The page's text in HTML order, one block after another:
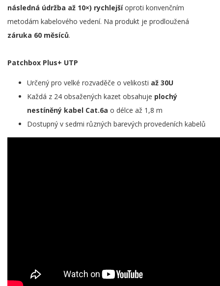
následná údržba až 10×) rychlejšíoproti konvenčním
metodám kabelového vedení. Na produkt je prodloužená
záruka 60 měsíců.
Patchbox Plus+ UTP
Určený pro velké rozvaděče o velikosti až 30U
Každá z 24 obsažených kazet obsahuje plochý
nestíněný kabel Cat.6a o délce až 1,8 m
Dostupný v sedmi různých barevých provedeních kabelů